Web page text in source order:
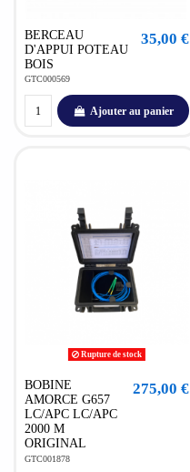
BERCEAU
D'APPUI POTEAU
BOIS
GTC000569
35,00 €
Ajouter au panier
Rupture de stock
BOBINE
AMORCE G657
LC/APC LC/APC
2000 M
ORIGINAL
GTC001878
275,00 €